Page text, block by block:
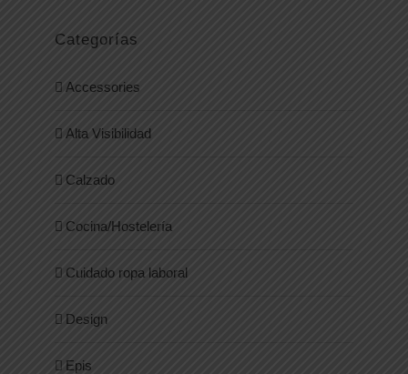
Categorías
Accessories
Alta Visibilidad
Calzado
Cocina/Hostelería
Cuidado ropa laboral
Design
Epis